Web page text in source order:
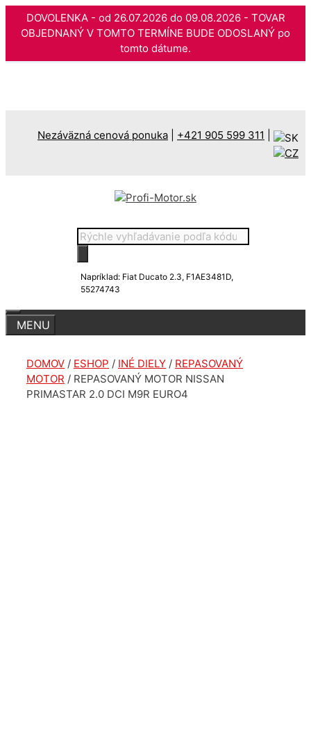
DOVOLENKA - od 26.07.2026 do 09.08.2026 - TOVAR
OBJEDNANÝ V TOMTO TERMÍNE BUDE ODOSLANÝ po
tomto dátume.
Nezáväzná cenová ponuka +421 905 599 311
Products
search
Napríklad: Fiat Ducato 2.3, F1AE3481D,
55274743
DOMOV / ESHOP / INÉ DIELY / REPASOVANÝ
MOTOR / REPASOVANÝ MOTOR NISSAN
PRIMASTAR 2.0 DCI M9R EURO4